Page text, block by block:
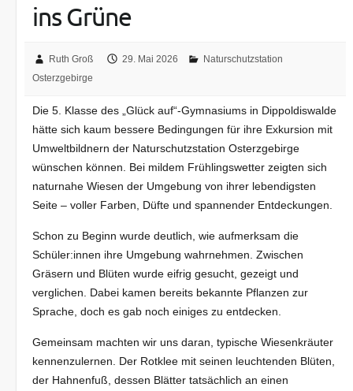
ins Grüne
Ruth Groß 29. Mai 2026
Naturschutzstation
Osterzgebirge
Die 5. Klasse des „Glück auf“-Gymnasiums in Dippoldiswalde
hätte sich kaum bessere Bedingungen für ihre Exkursion mit
Umweltbildnern der Naturschutzstation Osterzgebirge
wünschen können. Bei mildem Frühlingswetter zeigten sich
naturnahe Wiesen der Umgebung von ihrer lebendigsten
Seite – voller Farben, Düfte und spannender Entdeckungen.
Schon zu Beginn wurde deutlich, wie aufmerksam die
Schüler:innen ihre Umgebung wahrnehmen. Zwischen
Gräsern und Blüten wurde eifrig gesucht, gezeigt und
verglichen. Dabei kamen bereits bekannte Pflanzen zur
Sprache, doch es gab noch einiges zu entdecken.
Gemeinsam machten wir uns daran, typische Wiesenkräuter
kennenzulernen. Der Rotklee mit seinen leuchtenden Blüten,
der Hahnenfuß, dessen Blätter tatsächlich an einen